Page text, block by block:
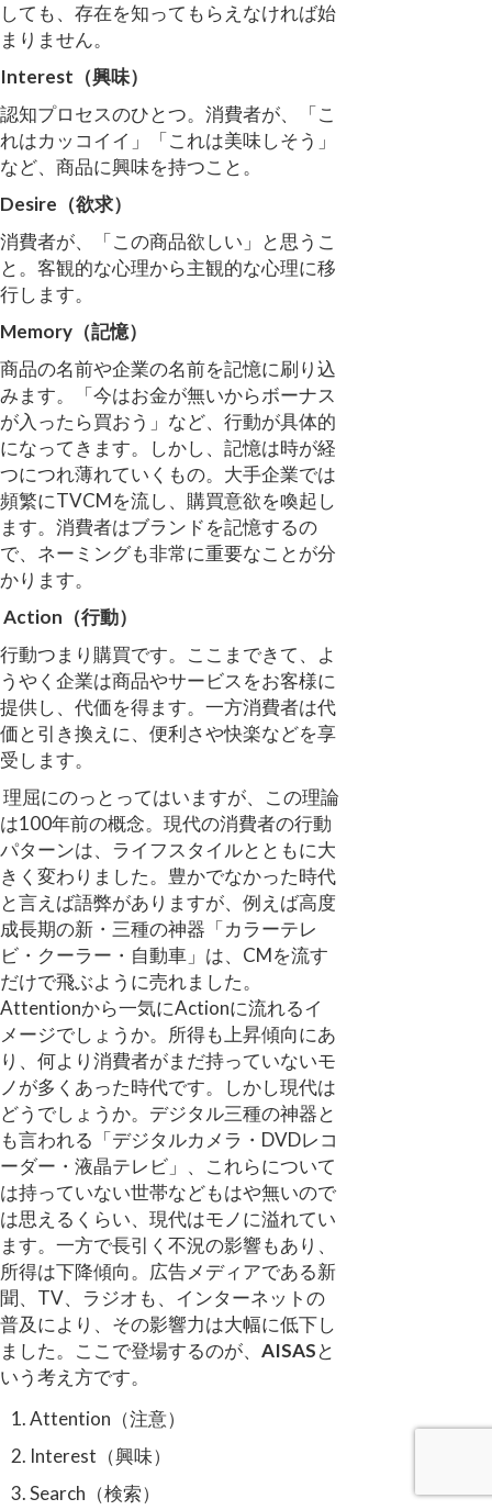
しても、存在を知ってもらえなければ始
まりません。
Interest（興味）
認知プロセスのひとつ。消費者が、「こ
れはカッコイイ」「これは美味しそう」
など、商品に興味を持つこと。
Desire（欲求）
消費者が、「この商品欲しい」と思うこ
と。客観的な心理から主観的な心理に移
行します。
Memory（記憶）
商品の名前や企業の名前を記憶に刷り込
みます。「今はお金が無いからボーナス
が入ったら買おう」など、行動が具体的
になってきます。しかし、記憶は時が経
つにつれ薄れていくもの。大手企業では
頻繁にTVCMを流し、購買意欲を喚起し
ます。消費者はブランドを記憶するの
で、ネーミングも非常に重要なことが分
かります。
Action（行動）
行動つまり購買です。ここまできて、よ
うやく企業は商品やサービスをお客様に
提供し、代価を得ます。一方消費者は代
価と引き換えに、便利さや快楽などを享
受します。
理屈にのっとってはいますが、この理論
は100年前の概念。現代の消費者の行動
パターンは、ライフスタイルとともに大
きく変わりました。豊かでなかった時代
と言えば語弊がありますが、例えば高度
成長期の新・三種の神器「カラーテレ
ビ・クーラー・自動車」は、CMを流す
だけで飛ぶように売れました。
Attentionから一気にActionに流れるイ
メージでしょうか。所得も上昇傾向にあ
り、何より消費者がまだ持っていないモ
ノが多くあった時代です。しかし現代は
どうでしょうか。デジタル三種の神器と
も言われる「デジタルカメラ・DVDレコ
ーダー・液晶テレビ」、これらについて
は持っていない世帯などもはや無いので
は思えるくらい、現代はモノに溢れてい
ます。一方で長引く不況の影響もあり、
所得は下降傾向。広告メディアである新
聞、TV、ラジオも、インターネットの
普及により、その影響力は大幅に低下し
ました。ここで登場するのが、 AISASと
いう考え方です。
Attention（注意）
Interest（興味）
Search（検索）